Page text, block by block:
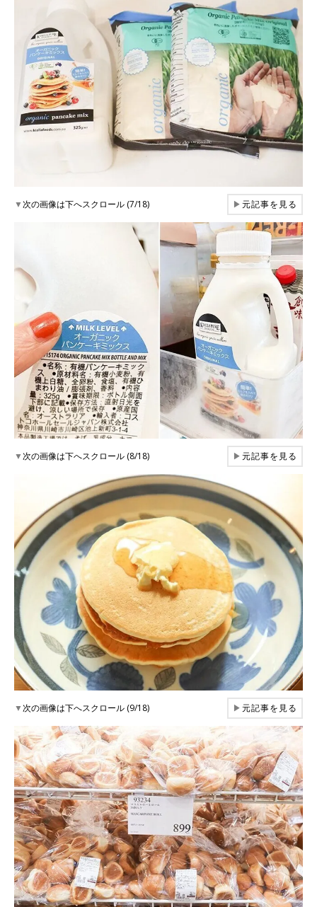
▼次の画像は下へスクロール (7/18) ▶元記事を見る
▼次の画像は下へスクロール (8/18) ▶元記事を見る
▼次の画像は下へスクロール (9/18) ▶元記事を見る